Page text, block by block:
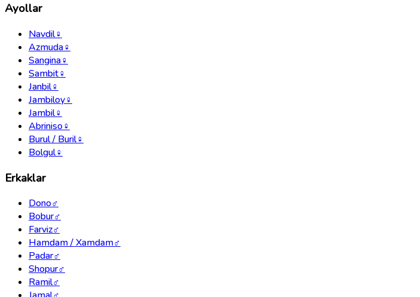
Ayollar
Navdil♀
Azmuda♀
Sangina♀
Sambit♀
Janbil♀
Jambiloy♀
Jambil♀
Abriniso♀
Burul / Buril♀
Bolgul♀
Erkaklar
Dono♂
Bobur♂
Farviz♂
Hamdam / Xamdam♂
Padar♂
Shopur♂
Ramil♂